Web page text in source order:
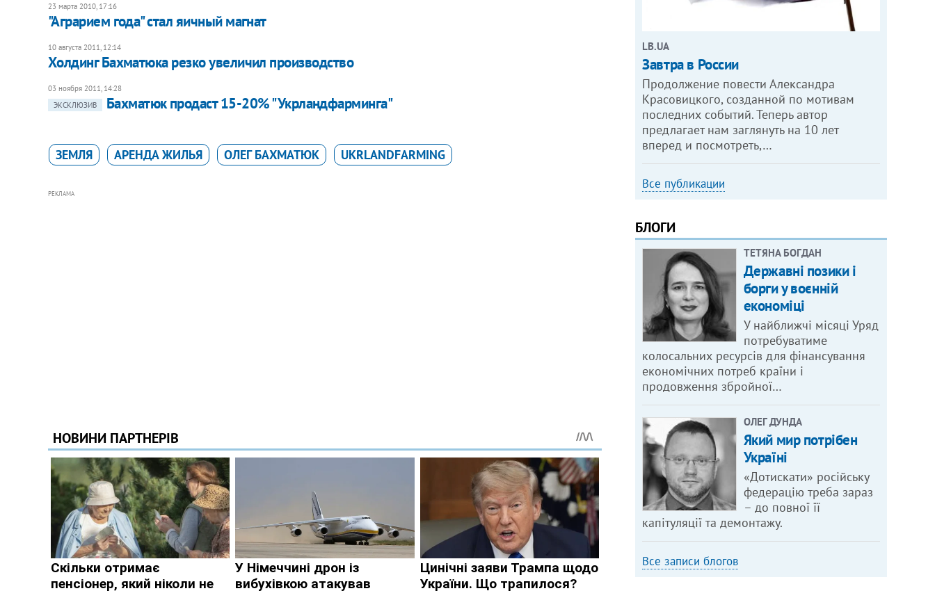
23 марта 2010, 17:16
"Аграрием года" стал яичный магнат
10 августа 2011, 12:14
Холдинг Бахматюка резко увеличил производство
03 ноября 2011, 14:28
ЭКСКЛЮЗИВ
Бахматюк продаст 15-20% "Укрландфарминга"
ЗЕМЛЯ АРЕНДА ЖИЛЬЯ ОЛЕГ БАХМАТЮК UKRLANDFARMING
РЕКЛАМА
LB.UA
Завтра в России
Продолжение повести Александра
Красовицкого, созданной по мотивам
последних событий. Теперь автор
предлагает нам заглянуть на 10 лет
вперед и посмотреть,…
Все публикации
БЛОГИ
ТЕТЯНА БОГДАН
Державні позики і
борги у воєнній
економіці
У найближчі місяці Уряд
потребуватиме
колосальних ресурсів для фінансування
економічних потреб країни і
продовження збройної…
ОЛЕГ ДУНДА
Який мир потрібен
Україні
«Дотискати» російську
федерацію треба зараз
– до повної її
капітуляції та демонтажу.
Все записи блогов